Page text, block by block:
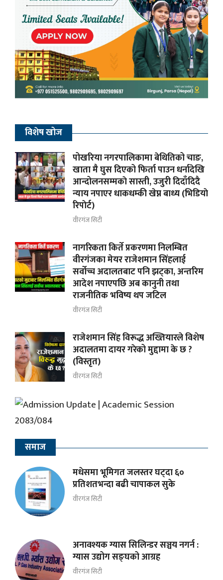
विशेष खोज
पोखरिया नगरपालिकामा बेथितिको चाङ,
खाता मै घुस दिएको फिर्ता पाउन धर्नादेखि
आन्दोलनसम्मकाे सास्ती, उजुरी दिदाँदिदै
न्याय नपाएर धाकधम्की खेप्न बाध्य (भिडियाे
रिपाेर्ट)
वीरगंज सिटी
नागरिकता किर्ते प्रकरणमा निलम्बित
वीरगंजका मेयर राजेशमान सिंहलाई
सर्वोच्च अदालतबाट पनि झट्का, अन्तरिम
आदेश नपाएपछि अब कानुनी तथा
राजनीतिक भविष्य थप जटिल
वीरगंज सिटी
राजेशमान सिंह विरूद्ध अख्तियारले विशेष
अदालतमा दायर गरेको मुद्दामा के छ ?
(विस्तृत)
वीरगंज सिटी
समाज
मधेसमा भूमिगत जलस्तर घट्दा ६०
प्रतिशतभन्दा बढी चापाकल सुके
वीरगंज सिटी
अनावश्यक ग्यास सिलिन्डर सञ्चय नगर्न :
ग्यास उद्योग सङ्घको आग्रह
वीरगंज सिटी